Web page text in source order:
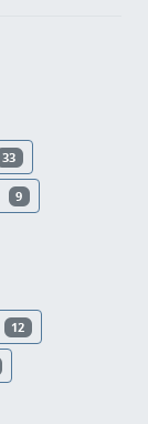
33
9
12